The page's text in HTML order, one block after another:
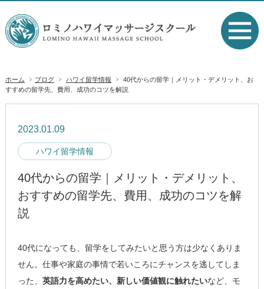
ホーム ブログ ハワイ留学情報
40代からの留学｜メリット・デメリット、お
すすめの留学先、費用、成功のコツを解説
2023.01.09
ハワイ留学情報
40代からの留学｜メリット・デメリット、
おすすめの留学先、費用、成功のコツを解
説
40代になっても、留学をしてみたいと思う方は少なくありま
せん。仕事や家庭の事情で若いころにチャンスを逃してしま
った、 英語力を高めたい、新しい価値観に触れたいなど、モ